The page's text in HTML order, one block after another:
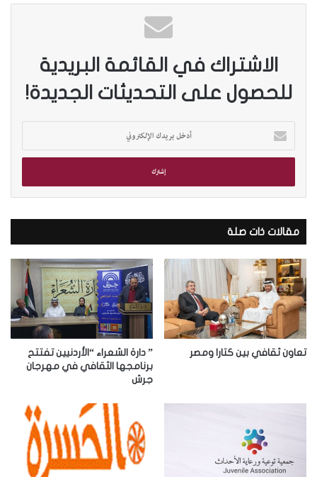
الاشتراك في القائمة البريدية
للحصول على التحديثات الجديدة!
خ
ب
ي
د
ك
ا
ل
إ
ل
ت
ر
مقالات ذات صلة
تعاون ثقافي بين كتارا ومصر
” دارة الشعراء “الأردنيين تفتتح
برنامجها الثقافي في مهرجان
جرش